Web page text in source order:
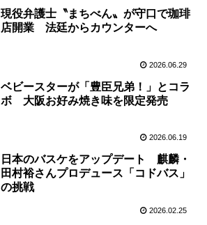
現役弁護士〝まちべん〟が守口で珈琲
店開業 法廷からカウンターへ
2026.06.29
ベビースターが「豊臣兄弟！」とコラ
ボ 大阪お好み焼き味を限定発売
2026.06.19
日本のバスケをアップデート 麒麟・
田村裕さんプロデュース「コドバス」
の挑戦
2026.02.25